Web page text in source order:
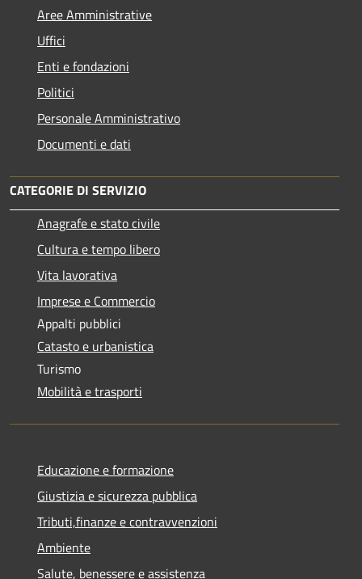
Aree Amministrative
Uffici
Enti e fondazioni
Politici
Personale Amministrativo
Documenti e dati
CATEGORIE DI SERVIZIO
Anagrafe e stato civile
Cultura e tempo libero
Vita lavorativa
Imprese e Commercio
Appalti pubblici
Catasto e urbanistica
Turismo
Mobilità e trasporti
Educazione e formazione
Giustizia e sicurezza pubblica
Tributi,finanze e contravvenzioni
Ambiente
Salute, benessere e assistenza